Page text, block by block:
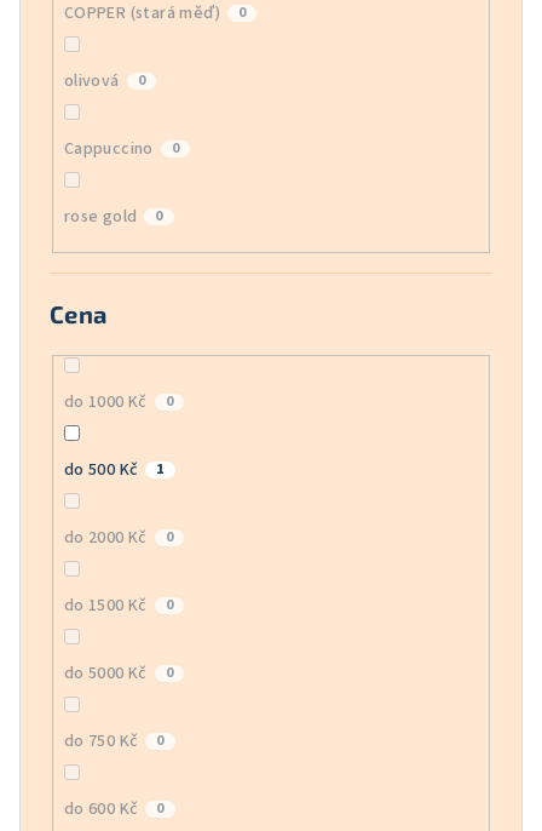
COPPER (stará měď) 0
olivová 0
Cappuccino 0
rose gold 0
Cena
do 1000 Kč 0
do 500 Kč 1
do 2000 Kč 0
do 1500 Kč 0
do 5000 Kč 0
do 750 Kč 0
do 600 Kč 0